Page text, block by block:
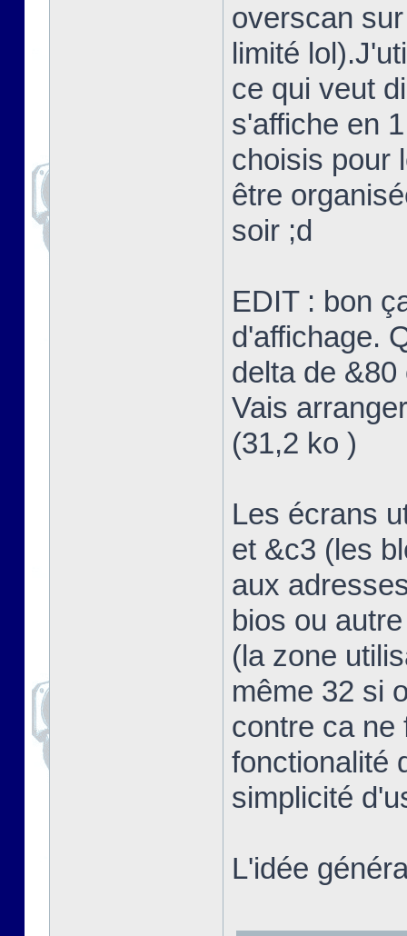
overscan
limité
ce qui veut
s'affiche en
choisis pour
être
soir ;d
EDIT : bon
d'affichage.
delta de
Vais
(31,2 ko )
Les écrans
et &c3 (les
aux
bios ou
(la zone
même 32 si
contre ca ne
fonctionalité
simplicité
L'idée